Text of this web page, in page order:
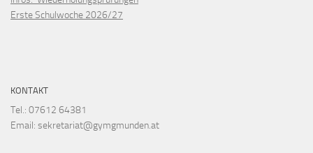
Erste Schulwoche 2026/27
KONTAKT
Tel.: 07612 64381
Email: sekretariat@gymgmunden.at